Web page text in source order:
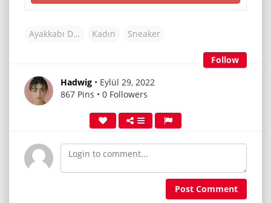
Ayakkabı Dünyası Kadın Sneaker
Follow
Hadwig • Eylül 29, 2022
867 Pins • 0 Followers
Post Comment